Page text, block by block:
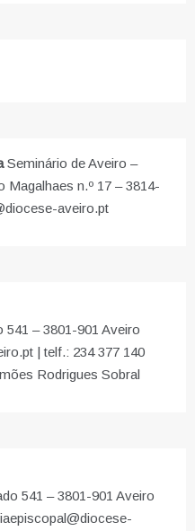
Seminário de Aveiro –
n.º 17 – 3814-
aveiro.pt
541 – 3801-901 Aveiro
| telf.: 234 377 140
Rodrigues Sobral
541 – 3801-901 Aveiro